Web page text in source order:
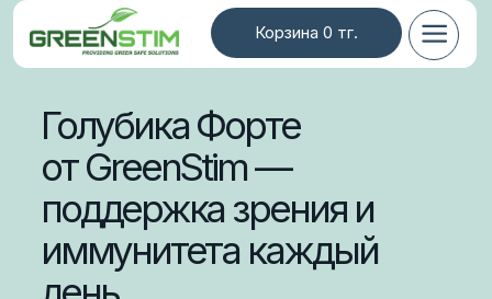
Корзина 0 тг.
Голубика Форте
от GreenStim —
поддержка зрения и
иммунитета каждый
день